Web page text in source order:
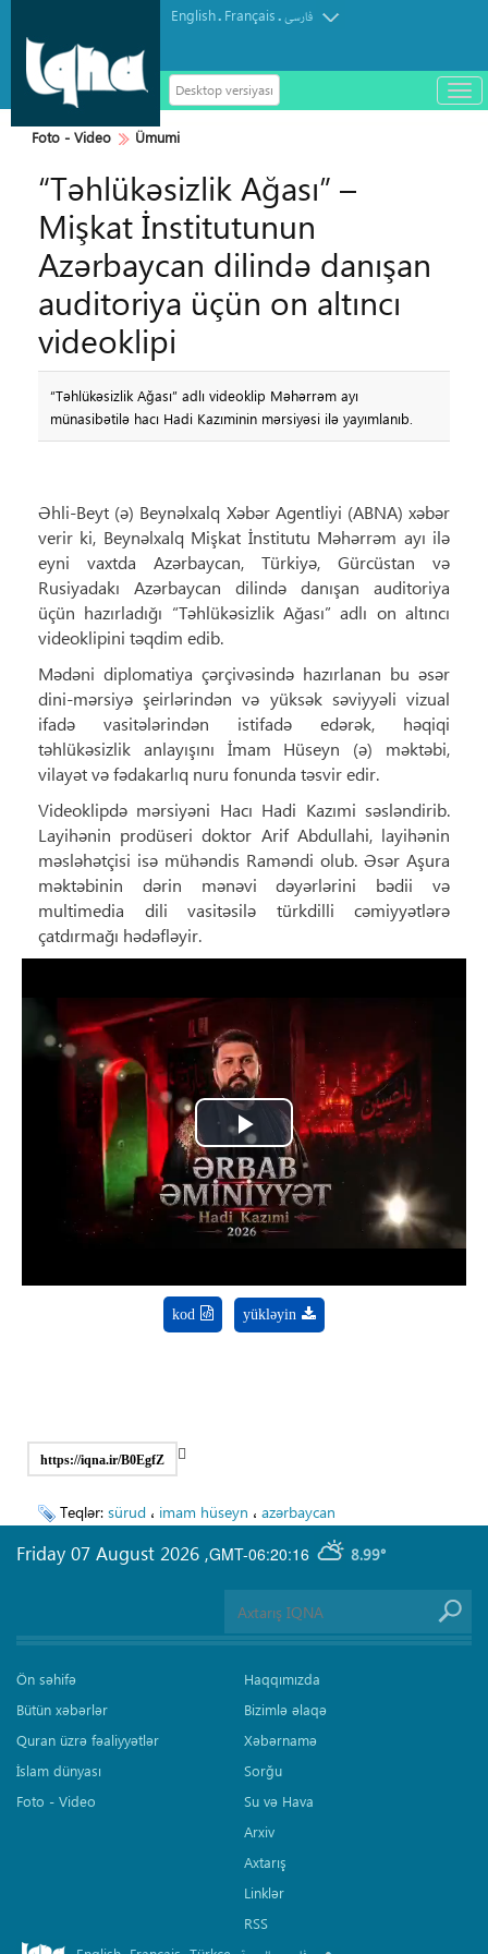
English. Français.فارسی
Desktop versiyası
باز
و
Foto - Video Ümumi
“Təhlükəsizlik Ağası” –
Mişkat İnstitutunun
Azərbaycan dilində danışan
auditoriya üçün on altıncı
videoklipi
“Təhlükəsizlik Ağası” adlı videoklip Məhərrəm ayı
münasibətilə hacı Hadi Kazıminin mərsiyəsi ilə yayımlanıb.
Əhli-Beyt (ə) Beynəlxalq Xəbər Agentliyi (ABNA) xəbər
verir ki, Beynəlxalq Mişkat İnstitutu Məhərrəm ayı ilə
eyni vaxtda Azərbaycan, Türkiyə, Gürcüstan və
Rusiyadakı Azərbaycan dilində danışan auditoriya
üçün hazırladığı “Təhlükəsizlik Ağası” adlı on altıncı
videoklipini təqdim edib.
Mədəni diplomatiya çərçivəsində hazırlanan bu əsər
dini-mərsiyə şeirlərindən və yüksək səviyyəli vizual
ifadə vasitələrindən istifadə edərək, həqiqi
təhlükəsizlik anlayışını İmam Hüseyn (ə) məktəbi,
vilayət və fədakarlıq nuru fonunda təsvir edir.
Videoklipdə mərsiyəni Hacı Hadi Kazımi səsləndirib.
Layihənin prodüseri doktor Arif Abdullahi, layihənin
məsləhətçisi isə mühəndis Raməndi olub. Əsər Aşura
məktəbinin dərin mənəvi dəyərlərini bədii və
multimedia dili vasitəsilə türkdilli cəmiyyətlərə
çatdırmağı hədəfləyir.
Play
Video
kod yükləyin
https://iqna.ir/B0EgfZ
Teqlər: sürud ، imam hüseyn ، azərbaycan
GMT-06:20:16 8.99°
Friday 07 August 2026 ,
Ön səhifə
Bütün xəbərlər
Quran üzrə fəaliyyətlər
İslam dünyası
Foto - Video
Haqqımızda
Bizimlə əlaqə
Xəbərnamə
Sorğu
Su və Hava
Arxiv
Axtarış
Linklər
RSS